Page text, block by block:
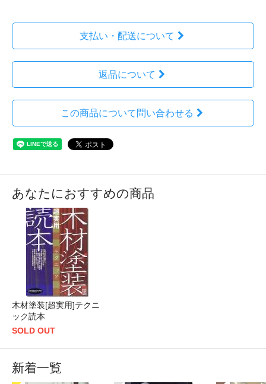
支払い・配送について
返品について
この商品について問い合わせる
あなたにおすすめの商品
木材塗装[超実用]テクニ
ック読本
SOLD OUT
新着一覧